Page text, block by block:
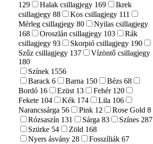
129
Halak csillagjegy 169
Ikrek
csillagjegy 88 Kos csillagjegy 111
Mérleg csillagjegy 80
Nyilas csillagjegy
168
Oroszlán csillagjegy 103
Rák
csillagjegy 93 Skorpió csillagjegy 190
Szűz csillagjegy 137
Vízöntő csillagjegy
180
Színek 1556
Barack 6 Barna 150 Bézs 68
Bordó 16 Ezüst 13 Fehér 120
Fekete 104 Kék 174 Lila 106
Narancssárga 56 Pink 12 Rose Gold 8
Rózsaszín 131 Sárga 83 Színes 287
Szürke 54 Zöld 168
Nyers ásvány 28 Fosszíliák 67